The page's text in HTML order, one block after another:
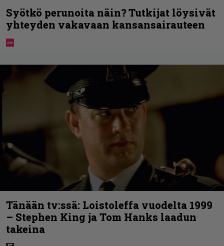
Syötkö perunoita näin? Tutkijat löysivät
yhteyden vakavaan kansansairauteen
Tänään tv:ssä: Loistoleffa vuodelta 1999
– Stephen King ja Tom Hanks laadun
takeina